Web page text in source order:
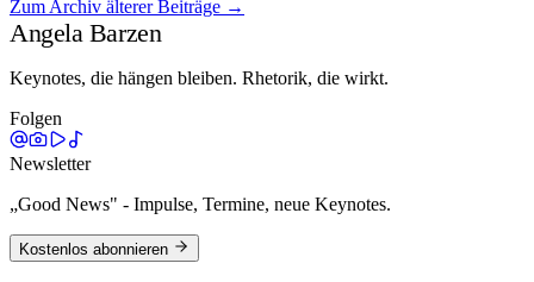
Weiterlesen →
Zum Archiv älterer Beiträge →
Angela Barzen
Keynotes, die hängen bleiben. Rhetorik, die wirkt.
Folgen
Newsletter
„Good News" - Impulse, Termine, neue Keynotes.
Kostenlos abonnieren